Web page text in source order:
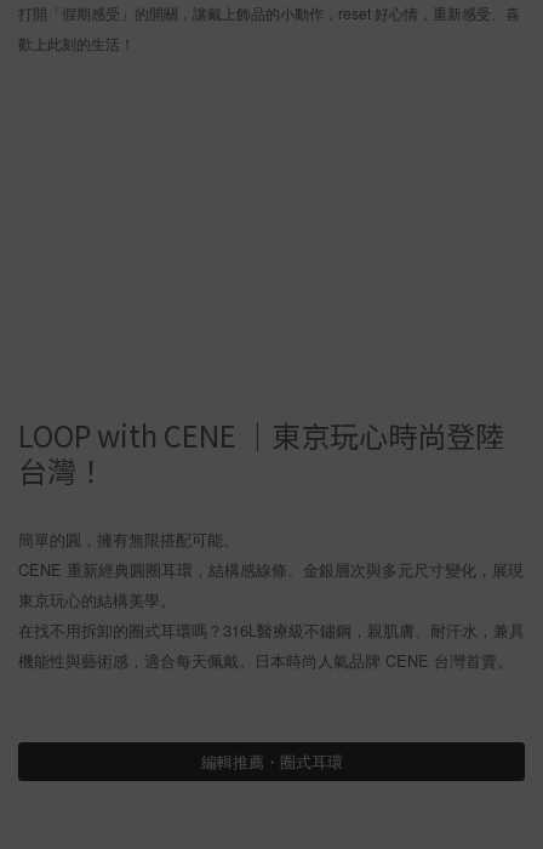
打開「假期感受」的開關，讓戴上飾品的小動作，reset 好心情，重新感受、喜
歡上此刻的生活！
LOOP with CENE ｜東京玩心時尚登陸
台灣！
簡單的圓，擁有無限搭配可能。
CENE 重新經典圓圈耳環，結構感線條、金銀層次與多元尺寸變化，展現
東京玩心的結構美學。
在找不用拆卸的圈式耳環嗎？316L醫療級不鏽鋼，親肌膚、耐汗水，兼具
機能性與藝術感，適合每天佩戴。日本時尚人氣品牌 CENE 台灣首賣。
編輯推薦・圈式耳環